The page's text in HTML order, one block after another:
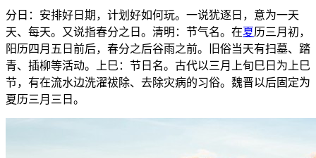
分日：安排好日期，计划好如何玩。一说犹逐日，意为一天
天、每天。又说指春分之日。清明：节气名。在夏历三月初，
阳历四月五日前后，春分之后谷雨之前。旧俗当天有扫墓、踏
青、插柳等活动。上巳：节日名。古代以三月上旬巳日为上巳
节，有在流水边洗濯祓除、去除灾病的习俗。魏晋以后固定为
夏历三月三日。